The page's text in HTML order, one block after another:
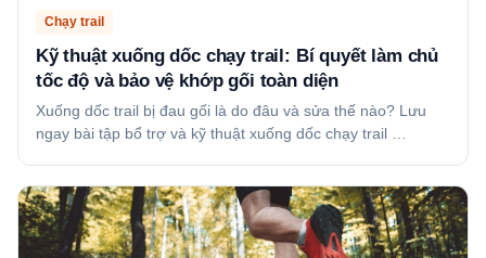
Chạy trail
Kỹ thuật xuống dốc chạy trail: Bí quyết làm chủ
tốc độ và bảo vệ khớp gối toàn diện
Xuống dốc trail bị đau gối là do đâu và sửa thế nào? Lưu
ngay bài tập bổ trợ và kỹ thuật xuống dốc chạy trail …